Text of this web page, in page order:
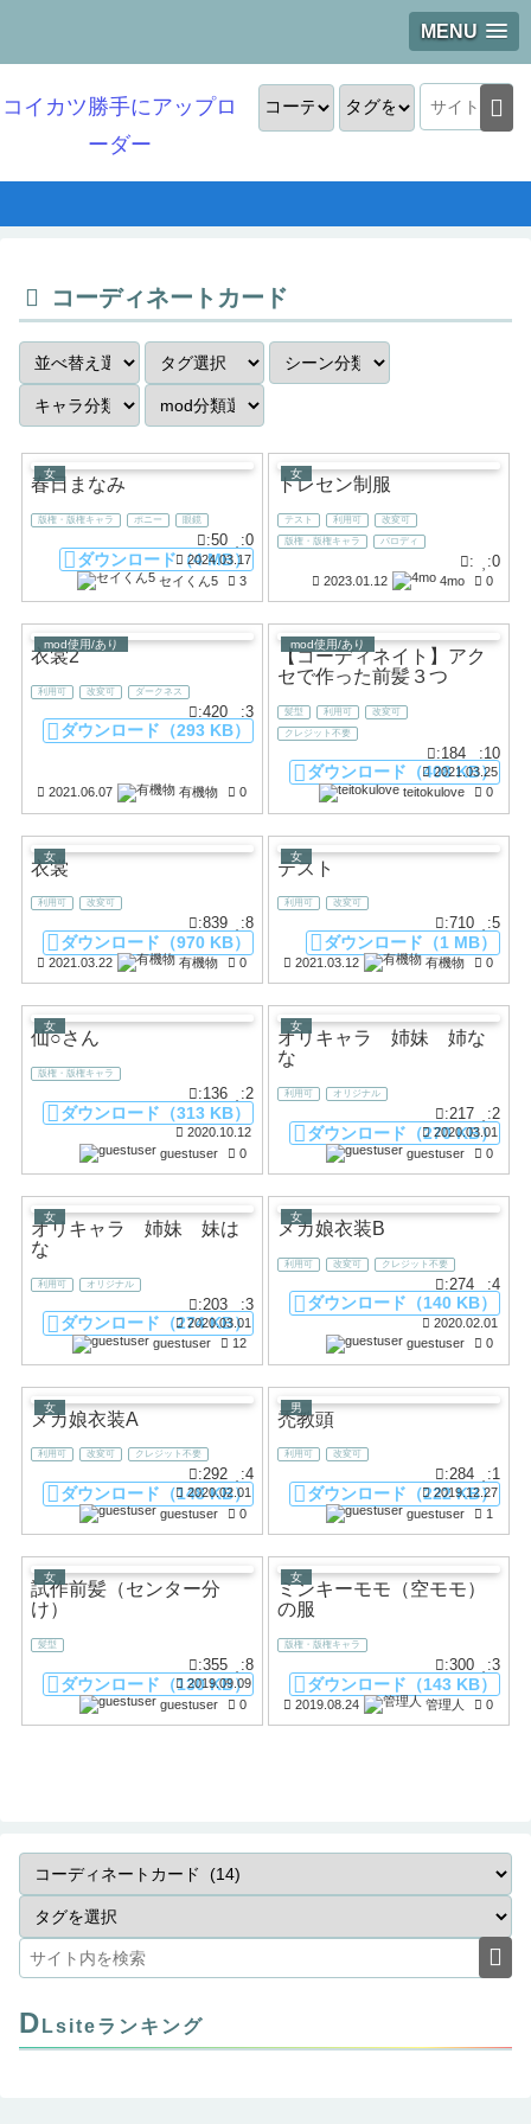
MENU
コイカツ勝手にアップロ
ーダー
コーディネートカード
女
春日まなみ
版権・版権キャラ ポニー 眼鏡
:50 :0
2024.03.17
セイくん5
3
ダウンロード（4 MB）
女
トレセン制服
テスト 利用可
改変可
版権・版権キャラ
パロディ
: :0
2023.01.12 4mo 0
mod使用/あり
衣裳2
利用可 改変可 ダークネス
:420 :3
2021.06.07 有機物 0
ダウンロード（293 KB）
mod使用/あり
【コーディネイト】アク
セで作った前髪３つ
髪型 利用可
改変可
クレジット不要
:184 :10
2021.03.25
teitokulove
0
ダウンロード（408 KB）
女
衣裳
利用可 改変可
:839 :8
2021.03.22 有機物 0
ダウンロード（970 KB）
女
テスト
利用可 改変可
:710 :5
2021.03.12 有機物 0
ダウンロード（1 MB）
女
仙○さん
版権・版権キャラ
:136 :2
2020.10.12
guestuser
0
ダウンロード（313 KB）
女
オリキャラ 姉妹 姉な
な
利用可 オリジナル
:217 :2
2020.03.01
guestuser
0
ダウンロード（270 KB）
女
オリキャラ 姉妹 妹は
な
利用可 オリジナル
:203 :3
2020.03.01
guestuser
12
ダウンロード（274 KB）
女
メカ娘衣装B
利用可 改変可 クレジット不要
:274 :4
2020.02.01
guestuser
0
ダウンロード（140 KB）
女
メカ娘衣装A
利用可 改変可 クレジット不要
:292 :4
2020.02.01
guestuser
0
ダウンロード（148 KB）
男
禿教頭
利用可 改変可
:284 :1
2019.12.27
guestuser
1
ダウンロード（222 KB）
女
試作前髪（センター分
け）
髪型
:355 :8
2019.09.09
guestuser
0
ダウンロード（130 KB）
女
ミンキーモモ（空モモ）
の服
版権・版権キャラ
:300 :3
2019.08.24 管理人 0
ダウンロード（143 KB）
D Lsiteランキング